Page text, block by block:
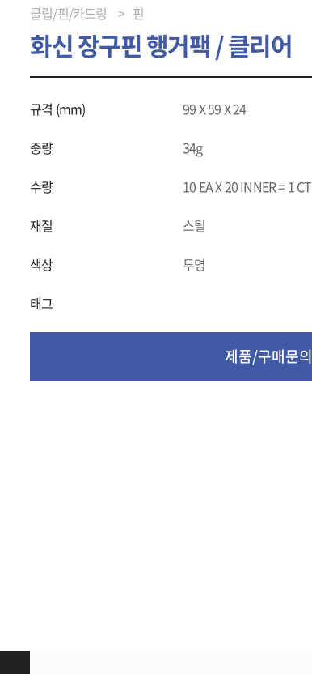
클립/핀/카드링 핀
화신 장구핀 행거팩 / 클리어
규격 (mm)
99 X 59 X 24
중량
34g
수량
10 EA X 20 INNER = 1 CT
재질
스틸
색상
투명
태그
제품/구매문의